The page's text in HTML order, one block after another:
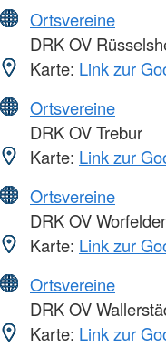
Ortsvereine
DRK OV
Karte: Link zur
Ortsvereine
DRK OV Trebur
Karte: Link zur
Ortsvereine
DRK OV
Karte: Link zur
Ortsvereine
DRK OV
Karte: Link zur